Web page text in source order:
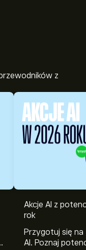
z
Akcje AI z
rok
Przygotuj się
AI. Poznaj
127.90‎€‎.
KBC Groep
aby poznać